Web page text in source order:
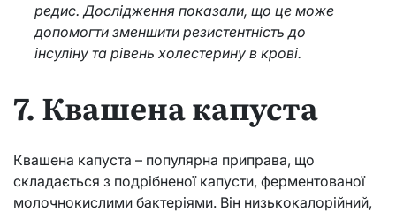
редис. Дослідження показали, що це може
допомогти зменшити резистентність до
інсуліну та рівень холестерину в крові.
7. Квашена капуста
Квашена капуста – популярна приправа, що
складається з подрібненої капусти, ферментованої
молочнокислими бактеріями. Він низькокалорійний,